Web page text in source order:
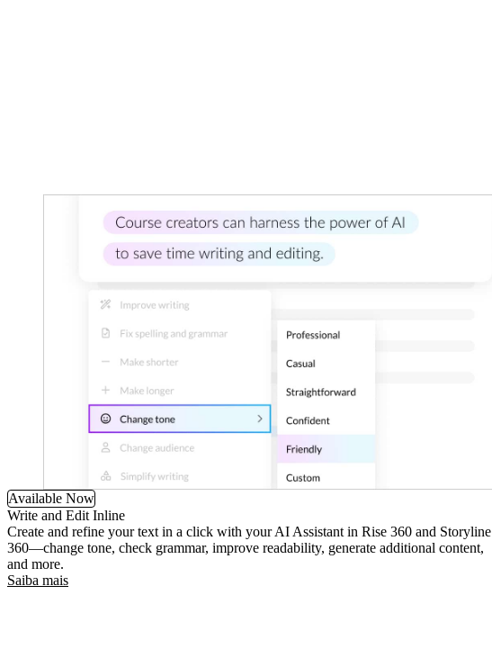
Available Now
Write and Edit Inline
Create and refine your text in a click with your AI Assistant in Rise 360 and Storyline
360—change tone, check grammar, improve readability, generate additional content,
and more.
Saiba mais